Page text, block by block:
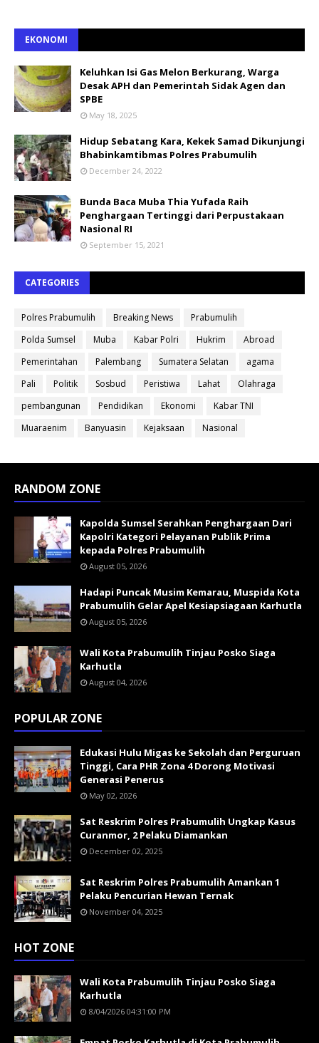
EKONOMI
Keluhkan Isi Gas Melon Berkurang, Warga
Desak APH dan Pemerintah Sidak Agen dan
SPBE
May 18, 2025
Hidup Sebatang Kara, Kekek Samad Dikunjungi
Bhabinkamtibmas Polres Prabumulih
December 24, 2022
Bunda Baca Muba Thia Yufada Raih
Penghargaan Tertinggi dari Perpustakaan
Nasional RI
September 15, 2021
CATEGORIES
Polres Prabumulih Breaking News
Prabumulih
Polda Sumsel
Muba Kabar Polri Hukrim
Abroad
Pemerintahan
Palembang Sumatera Selatan
agama
Pali
Politik Sosbud Peristiwa Lahat
Olahraga
pembangunan
Pendidikan Ekonomi
Kabar TNI
Muaraenim
Banyuasin Kejaksaan Nasional
RANDOM ZONE
Kapolda Sumsel Serahkan Penghargaan Dari
Kapolri Kategori Pelayanan Publik Prima
kepada Polres Prabumulih
August 05, 2026
Hadapi Puncak Musim Kemarau, Muspida Kota
Prabumulih Gelar Apel Kesiapsiagaan Karhutla
August 05, 2026
Wali Kota Prabumulih Tinjau Posko Siaga
Karhutla
August 04, 2026
POPULAR ZONE
Edukasi Hulu Migas ke Sekolah dan Perguruan
Tinggi, Cara PHR Zona 4 Dorong Motivasi
Generasi Penerus
May 02, 2026
Sat Reskrim Polres Prabumulih Ungkap Kasus
Curanmor, 2 Pelaku Diamankan
December 02, 2025
Sat Reskrim Polres Prabumulih Amankan 1
Pelaku Pencurian Hewan Ternak
November 04, 2025
HOT ZONE
Wali Kota Prabumulih Tinjau Posko Siaga
Karhutla
8/04/2026 04:31:00 PM